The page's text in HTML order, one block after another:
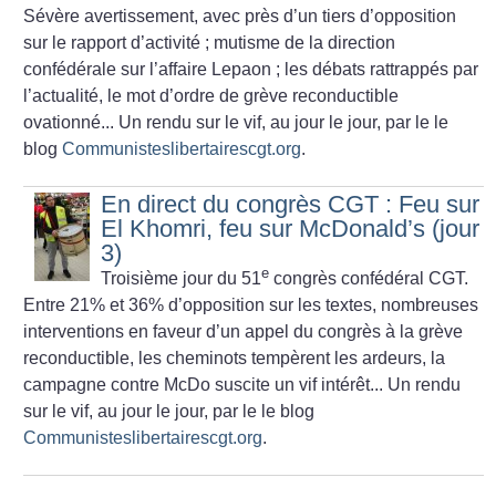
Sévère avertissement, avec près d’un tiers d’opposition
sur le rapport d’activité ; mutisme de la direction
confédérale sur l’affaire Lepaon ; les débats rattrappés par
l’actualité, le mot d’ordre de grève reconductible
ovationné... Un rendu sur le vif, au jour le jour, par le le
blogCommunisteslibertairescgt.org.
En direct du congrès CGT : Feu sur
El Khomri, feu sur McDonald’s (jour
3)
Troisième jour du 51e congrès confédéral CGT.
Entre 21% et 36% d’opposition sur les textes, nombreuses
interventions en faveur d’un appel du congrès à la grève
reconductible, les cheminots tempèrent les ardeurs, la
campagne contre McDo suscite un vif intérêt... Un rendu
sur le vif, au jour le jour, par le le blog
Communisteslibertairescgt.org.